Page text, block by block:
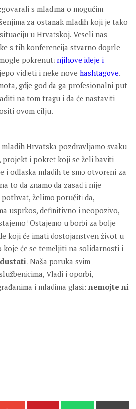
s mladima o mogućim
za ostanak mladih koji je tako
u Hrvatskoj. Veseli nas
s tih konferencija stvarno doprle
pokrenuti njihove ideje i
vidjeti i neke nove hashtagove.
gdje god da ga profesionalni put
na tom tragu i da će nastaviti
ovom cilju.
Hrvatska pozdravljamo svaku
projekt i pokret koji se želi baviti
i odlaska mladih te smo otvoreni za
to da znamo da zasad i nije
želimo poručiti da,
usprkos, definitivno i neopozivo,
Ostajemo u borbi za bolje
koji će imati dostojanstven život u
koje će se temeljiti na solidarnosti i
Naša poruka svim
Vladi i oporbi,
i mladima glasi: nemojte ni